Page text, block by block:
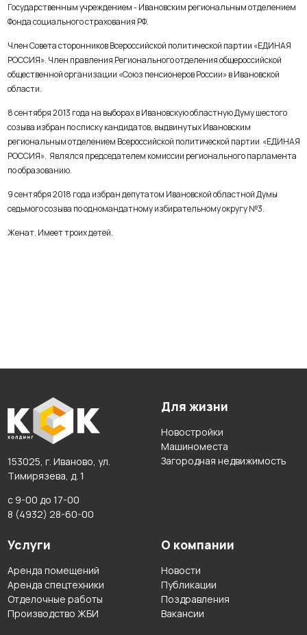
Государственным учреждением - Ивановским региональным отделением
Фонда социального страхования РФ.
Член Совета сторонников Всероссийской политической партии «ЕДИНАЯ
РОССИЯ». Член правления Регионального отделения общероссийской
общественной организации «Союз пенсионеров России» в Ивановской
области.
8 сентября 2013 года на выборах в Ивановскую областную Думу шестого
созыва избран по списку кандидатов, выдвинутых Ивановским
региональным отделением Всероссийской политической партии «ЕДИНАЯ
РОССИЯ». Являлся председателем комиссии регионального парламента
по образованию.
9 сентября 2018 года избран депутатом Ивановской областной Думы
седьмого созыва по одномандатному избирательному округу №3.
Женат. Имеет троих детей.
153025, г. Иваново, ул.
Тимирязева, д. 1
с 9-00 до 17-00
8 (4932) 28-60-00
Для жизни
Новостройки
Машиноместа
Загородная недвижимость
Услуги
Аренда помещений
Аренда спецтехники
Отделочные работы
Производство ЖБИ
О компании
Новости
Публикации
Поздравления
Вакансии